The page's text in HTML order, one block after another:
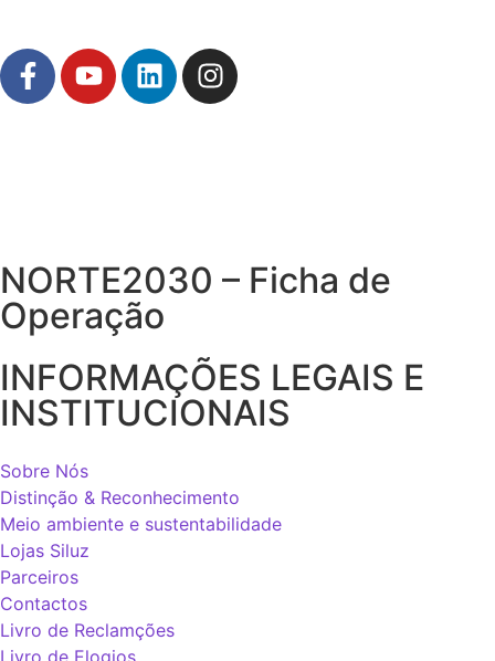
NORTE2030 – Ficha de
Operação
INFORMAÇÕES LEGAIS E
INSTITUCIONAIS
Sobre Nós
Distinção & Reconhecimento
Meio ambiente e sustentabilidade
Lojas Siluz
Parceiros
Contactos
Livro de Reclamções
Livro de Elogios